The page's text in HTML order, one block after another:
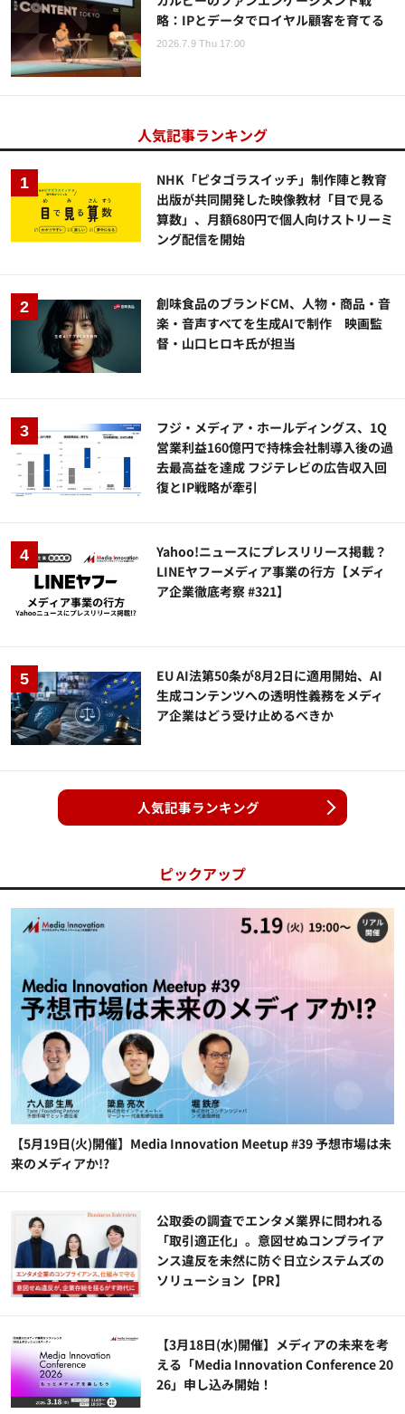
略：IPとデータでロイヤル顧客を育てる
2026.7.9 Thu 17:00
人気記事ランキング
NHK「ピタゴラスイッチ」制作陣と教育
出版が共同開発した映像教材「目で見る
算数」、月額680円で個人向けストリーミ
ング配信を開始
創味食品のブランドCM、人物・商品・音
楽・音声すべてを生成AIで制作 映画監
督・山口ヒロキ氏が担当
フジ・メディア・ホールディングス、1Q
営業利益160億円で持株会社制導入後の過
去最高益を達成 フジテレビの広告収入回
復とIP戦略が牽引
Yahoo!ニュースにプレスリリース掲載？
LINEヤフーメディア事業の行方【メディ
ア企業徹底考察 #321】
EU AI法第50条が8月2日に適用開始、AI
生成コンテンツへの透明性義務をメディ
ア企業はどう受け止めるべきか
人気記事ランキング
ピックアップ
【5月19日(火)開催】Media Innovation Meetup #39 予想市場は未
来のメディアか!?
公​​取委の調査でエンタメ業界に問われる
「取引適正化」。意図せぬコンプライア
ンス違反を未然に防ぐ日立システムズの
ソリューション​【PR】
【3月18日(水)開催】メディアの未来を考
える「Media Innovation Conference 20
26」申し込み開始！